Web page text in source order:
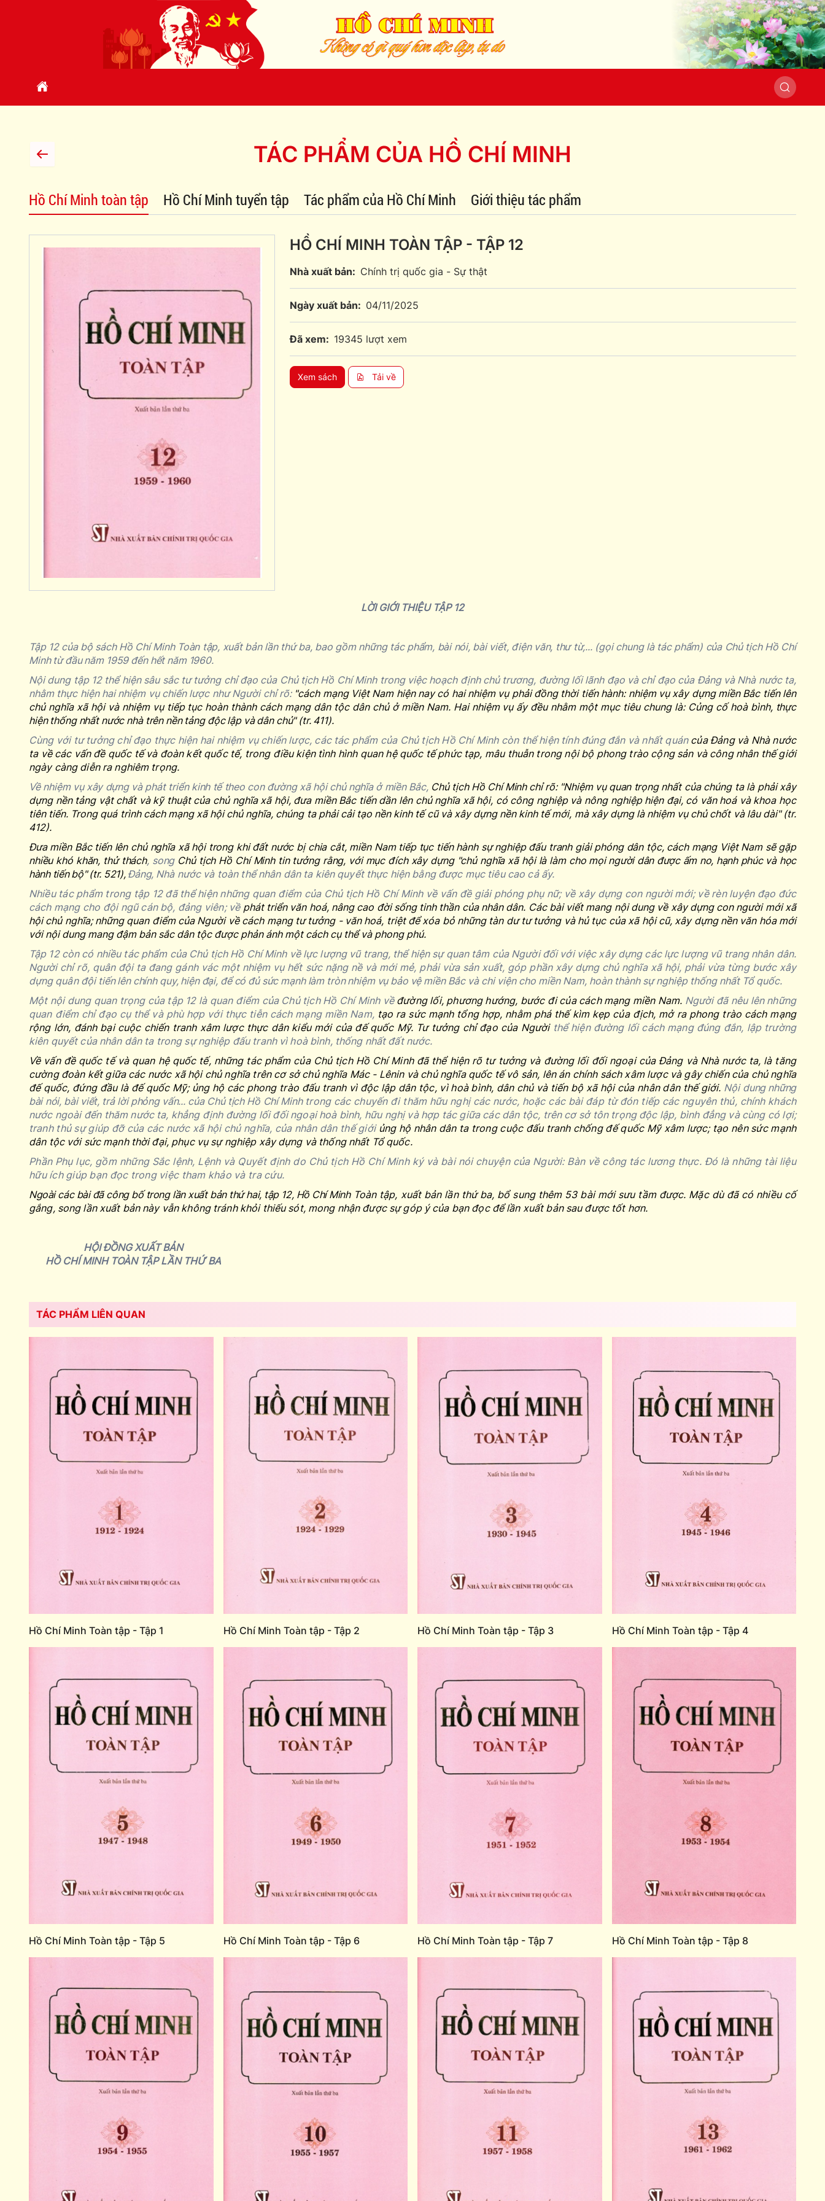
TÁC PHẨM CỦA HỒ CHÍ MINH
Hồ Chí Minh toàn tập Hồ Chí Minh tuyển tập Tác phẩm của Hồ Chí Minh Giới thiệu tác phẩm
HỒ CHÍ MINH TOÀN TẬP - TẬP 12
Nhà xuất bản: Chính trị quốc gia - Sự thật
Ngày xuất bản: 04/11/2025
Đã xem: 19345 lượt xem
Xem sách Tải về
LỜI GIỚI THIỆU TẬP 12
Tập 12 của bộ sách Hồ Chí Minh Toàn tập, xuất bản lần thứ ba, bao gồm những tác phẩm, bài nói, bài viết, điện văn, thư từ,... (gọi chung là tác phẩm) của Chủ tịch Hồ Chí
Minh từ đầu năm 1959 đến hết năm 1960.
Nội dung tập 12 thể hiện sâu sắc tư tưởng chỉ đạo của Chủ tịch Hồ Chí Minh trong việc hoạch định chủ trương, đường lối lãnh đạo và chỉ đạo của Đảng và Nhà nước ta,
nhằm thực hiện hai nhiệm vụ chiến lược như Người chỉ rõ: "cách mạng Việt Nam hiện nay có hai nhiệm vụ phải đồng thời tiến hành: nhiệm vụ xây dựng miền Bắc tiến lên
chủ nghĩa xã hội và nhiệm vụ tiếp tục hoàn thành cách mạng dân tộc dân chủ ở miền Nam. Hai nhiệm vụ ấy đều nhằm một mục tiêu chung là: Củng cố hoà bình, thực
hiện thống nhất nước nhà trên nền tảng độc lập và dân chủ" (tr. 411).
Cùng với tư tưởng chỉ đạo thực hiện hai nhiệm vụ chiến lược, các tác phẩm của Chủ tịch Hồ Chí Minh còn thể hiện tính đúng đắn và nhất quán của Đảng và Nhà nước
ta về các vấn đề quốc tế và đoàn kết quốc tế, trong điều kiện tình hình quan hệ quốc tế phức tạp, mâu thuẫn trong nội bộ phong trào cộng sản và công nhân thế giới
ngày càng diễn ra nghiêm trọng.
Về nhiệm vụ xây dựng và phát triển kinh tế theo con đường xã hội chủ nghĩa ở miền Bắc, Chủ tịch Hồ Chí Minh chỉ rõ: "Nhiệm vụ quan trọngnhất của chúng ta là phải xây
dựng nền tảng vật chất và kỹ thuật của chủ nghĩa xã hội, đưa miền Bắc tiến dần lên chủ nghĩa xã hội, có công nghiệp và nông nghiệp hiện đại, có văn hoá và khoa học
tiên tiến. Trong quá trình cách mạng xã hội chủ nghĩa, chúng ta phải cải tạo nền kinh tế cũ và xây dựng nền kinh tế mới, mà xây dựng là nhiệm vụ chủ chốt và lâu dài" (tr.
412).
Đưa miền Bắc tiến lên chủ nghĩa xã hội trong khi đất nước bị chia cắt, miền Nam tiếp tục tiến hành sự nghiệp đấu tranh giải phóng dân tộc, cách mạng Việt Nam sẽ gặp
nhiều khó khăn, thử thách, songChủ tịch Hồ Chí Minh tin tưởng rằng, với mục đích xây dựng "chủ nghĩa xã hội là làm cho mọi người dân được ấm no, hạnh phúc và học
hành tiến bộ" (tr. 521), Đảng, Nhà nước và toàn thể nhân dân ta kiên quyết thực hiện bằng được mục tiêu cao cả ấy.
Nhiều tác phẩm trong tập 12 đã thể hiện những quan điểm của Chủ tịch Hồ Chí Minh về vấn đề giải phóng phụ nữ; về xây dựng con người mới; về rèn luyện đạo đức
cách mạng cho đội ngũ cán bộ, đảng viên; về phát triển văn hoá, nâng cao đời sống tinh thần của nhân dân. Các bài viết mang nội dung về xây dựng con người mới xã
hội chủ nghĩa; những quan điểm của Người về cách mạng tư tưởng - văn hoá, triệt để xóa bỏ những tàn dư tư tưởng và hủ tục của xã hội cũ, xây dựng nền văn hóa mới
với nội dung mang đậm bản sắc dân tộc được phản ánh một cách cụ thể và phong phú.
Tập 12 còn có nhiều tác phẩm của Chủ tịch Hồ Chí Minh về lực lượng vũ trang, thể hiện sự quan tâm của Người đối với việc xây dựng các lực lượng vũ trang nhân dân.
Người chỉ rõ, quân đội ta đang gánh vác một nhiệm vụ hết sức nặng nề và mới mẻ, phải vừa sản xuất, góp phần xây dựng chủ nghĩa xã hội, phải vừa từng bước xây
dựng quân đội tiến lên chính quy, hiện đại, để có đủ sức mạnh làm tròn nhiệm vụ bảo vệmiền Bắc và chi viện cho miền Nam, hoàn thành sự nghiệp thống nhất Tổ quốc.
Một nội dung quan trọng của tập 12 là quan điểm của Chủ tịch Hồ Chí Minh vềđường lối, phương hướng, bước đi của cách mạng miền Nam. Người đã nêu lên những
quan điểm chỉ đạo cụ thể và phù hợp với thực tiễn cách mạng miền Nam, tạo ra sức mạnh tổng hợp, nhằm phá thế kìm kẹp của địch, mở ra phong trào cách mạng
rộng lớn, đánh bại cuộc chiến tranh xâm lược thực dân kiểu mới của đế quốc Mỹ. Tư tưởng chỉ đạo của Người thể hiện đường lối cách mạng đúng đắn, lập trường
kiên quyết của nhân dân ta trong sự nghiệp đấu tranh vì hoà bình, thống nhất đất nước.
Về vấn đề quốc tế và quan hệ quốc tế, những tác phẩm của Chủ tịch Hồ Chí Minh đã thể hiện rõ tư tưởng và đường lối đối ngoại của Đảng và Nhà nước ta, là tăng
cường đoàn kết giữa các nước xã hội chủ nghĩa trên cơ sở chủ nghĩa Mác - Lênin và chủ nghĩa quốc tế vô sản, lên án chính sách xâm lược và gây chiến của chủ nghĩa
đế quốc, đứng đầu là đế quốc Mỹ; ủng hộ các phong trào đấu tranh vì độc lập dân tộc, vì hoà bình, dân chủ và tiến bộ xã hội của nhân dân thế giới. Nội dung những
bài nói, bài viết, trả lời phỏng vấn... của Chủ tịch Hồ Chí Minhtrong các chuyến đi thăm hữu nghị các nước, hoặc các bài đáp từ đón tiếp các nguyên thủ, chính khách
nước ngoài đến thăm nước ta, khẳng định đường lối đối ngoại hoà bình, hữu nghị và hợp tác giữa các dân tộc, trên cơ sở tôn trọng độc lập, bình đẳng và cùng có lợi;
tranh thủ sự giúp đỡ của các nước xã hội chủ nghĩa, của nhân dân thế giới ủng hộ nhân dân ta trong cuộc đấu tranh chống đế quốc Mỹ xâm lược; tạo nên sức mạnh
dân tộc với sức mạnh thời đại, phục vụ sự nghiệp xây dựng và thống nhất Tổ quốc.
Phần Phụ lục, gồm những Sắc lệnh, Lệnh và Quyết định do Chủ tịch Hồ Chí Minh ký và bài nói chuyện của Người: Bàn về công tác lương thực. Đó là những tài liệu
hữu ích giúp bạn đọc trong việc tham khảo và tra cứu.
Ngoài các bài đã công bố trong lần xuất bản thứ hai, tập 12, Hồ Chí MinhToàn tập, xuất bản lần thứ ba, bổ sung thêm 53 bài mới sưu tầm được. Mặc dù đã có nhiều cố
gắng, song lần xuất bản này vẫn không tránh khỏi thiếu sót, mong nhận được sự góp ý của bạn đọc để lần xuất bản sau được tốt hơn.
HỘI ĐỒNG XUẤT BẢN
HỒ CHÍ MINH TOÀN TẬP LẦN THỨ BA
TÁC PHẨM LIÊN QUAN
Hồ Chí Minh Toàn tập - Tập 1 Hồ Chí Minh Toàn tập - Tập 2 Hồ Chí Minh Toàn tập - Tập 3 Hồ Chí Minh Toàn tập - Tập 4
Hồ Chí Minh Toàn tập - Tập 5 Hồ Chí Minh Toàn tập - Tập 6 Hồ Chí Minh Toàn tập - Tập 7 Hồ Chí Minh Toàn tập - Tập 8